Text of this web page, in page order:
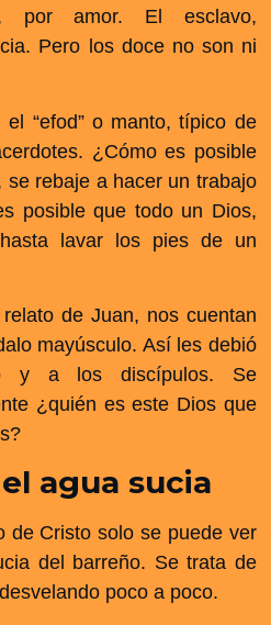
por amor. El esclavo,
Pero los doce no son ni
“efod” o manto, típico de
¿Cómo es posible
rebaje a hacer un trabajo
posible que todo un Dios,
lavar los pies de un
de Juan, nos cuentan
mayúsculo. Así les debió
y a los discípulos. Se
¿quién es este Dios que
agua sucia
de Cristo solo se puede ver
del barreño. Se trata de
poco a poco.